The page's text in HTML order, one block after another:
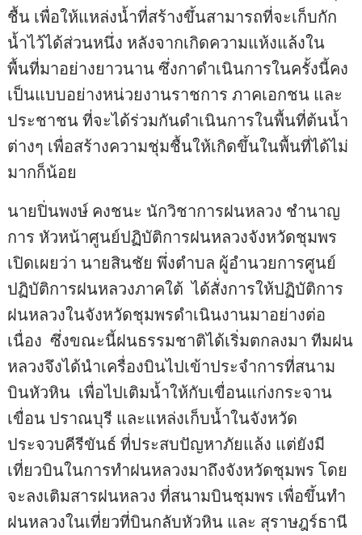
ชื้น เพื่อให้แหล่งน้ำที่สร้างขึ้นสามารถที่จะเก็บกัก
น้ำไว้ได้ส่วนหนึ่ง หลังจากเกิดความแห้งแล้งใน
พื้นที่มาอย่างยาวนาน ซึ่งกาดำเนินการในครั้งนี้คง
เป็นแบบอย่างหน่วยงานราชการ ภาคเอกชน และ
ประชาชน ที่จะได้ร่วมกันดำเนินการในพื้นที่ต้นน้ำ
ต่างๆ เพื่อสร้างความชุ่มชื้นให้เกิดขึ้นในพื้นที่ได้ไม่
มากก็น้อย
นายปิ่นพงษ์ คงชนะ นักวิชาการฝนหลวง ชำนาญ
การ หัวหน้าศูนย์ปฏิบัติการฝนหลวงจังหวัดชุมพร
เปิดเผยว่า นายสินชัย พึ่งตำบล ผู้อำนวยการศูนย์
ปฏิบัติการฝนหลวงภาคใต้ ได้สั่งการให้ปฏิบัติการ
ฝนหลวงในจังหวัดชุมพรดำเนินงานมาอย่างต่อ
เนื่อง ซึ่งขณะนี้ฝนธรรมชาติได้เริ่มตกลงมา ทีมฝน
หลวงจึงได้นำเครื่องบินไปเข้าประจำการที่สนาม
บินหัวหิน เพื่อไปเติมน้ำให้กับเขื่อนแก่งกระจาน
เขื่อน ปราณบุรี และแหล่งเก็บน้ำในจังหวัด
ประจวบคีรีขันธ์ ที่ประสบปัญหาภัยแล้ง แต่ยังมี
เที่ยวบินในการทำฝนหลวงมาถึงจังหวัดชุมพร โดย
จะลงเติมสารฝนหลวง ที่สนามบินชุมพร เพื่อขึ้นทำ
ฝนหลวงในเที่ยวที่บินกลับหัวหิน และ สุราษฎร์ธานี